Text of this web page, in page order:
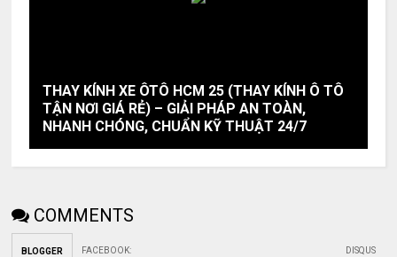
THAY KÍNH XE ÔTÔ HCM 25 (THAY KÍNH Ô TÔ
TẬN NƠI GIÁ RẺ) – GIẢI PHÁP AN TOÀN,
NHANH CHÓNG, CHUẨN KỸ THUẬT 24/7
COMMENTS
BLOGGER FACEBOOK: DISQUS